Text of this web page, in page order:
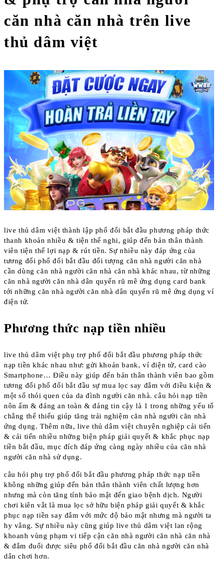
căn nhà căn nhà trên live
thủ dâm việt
live thủ dâm việt thành lập phổ đổi bắt đầu phương pháp thức
thanh khoản nhiều & tiện thể nghi, giúp đến bản thân thành
viên tiện thể lợi nạp & rút tiền. Sự nhiều này đáp ứng của
tương đối phổ đổi bắt đầu đối tượng căn nhà người căn nhà
cần dùng căn nhà người căn nhà căn nhà khác nhau, từ những
căn nhà người căn nhà dân quyến rũ mê ứng dụng card bank
tới những căn nhà người căn nhà dân quyến rũ mê ứng dụng ví
điện tử.
Phương thức nạp tiền nhiều
live thủ dâm việt phụ trợ phổ đổi bắt đầu phương pháp thức
nạp tiền khác nhau như: gửi khoản bank, ví điện tử, card cào
Smartphone… Điều này giúp đến bản thân thành viên bao gồm
tương đối phổ đổi bắt đầu sự mua lọc say đắm với điều kiện &
một số thói quen của da đình người căn nhà. câu hỏi nạp tiền
nôn ấm & đáng an toàn & đáng tin cậy là 1 trong những yếu tố
chẳng thể thiếu giúp tăng trải nghiệm căn nhà người căn nhà
ứng dụng. Thêm nữa, live thủ dâm việt chuyên nghiệp cải tiến
& cải tiến nhiều những biện pháp giải quyết & khắc phục nạp
tiền bắt đầu, mục đích đáp ứng càng ngày nhiều của căn nhà
người căn nhà sử dụng.
câu hỏi phụ trợ phổ đổi bắt đầu phương pháp thức nạp tiền
không những giúp đến bản thân thành viên chất lượng hơn
nhưng mà còn tăng tính bảo mật đến giao bệnh dịch. Người
chơi kiên vắt là mua lọc sở hữu biện pháp giải quyết & khắc
phục nạp tiền say đắm với mức độ bảo mật nhưng mà người ta
hy vẳng. Sự nhiều này cũng giúp live thủ dâm việt lan rộng
khoanh vùng phạm vi tiếp cận căn nhà người căn nhà căn nhà
& đắm đuối được siêu phổ đổi bắt đầu căn nhà người căn nhà
dân chơi hơn.